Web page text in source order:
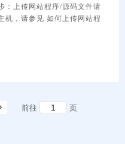
：上传网站程序/源码文件请
机，请参见 如何上传网站程
前往 页